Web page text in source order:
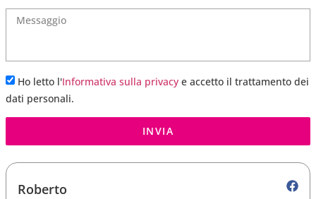
Ho letto l'Informativa sulla privacy e accetto il trattamento dei
dati personali.
INVIA
Roberto